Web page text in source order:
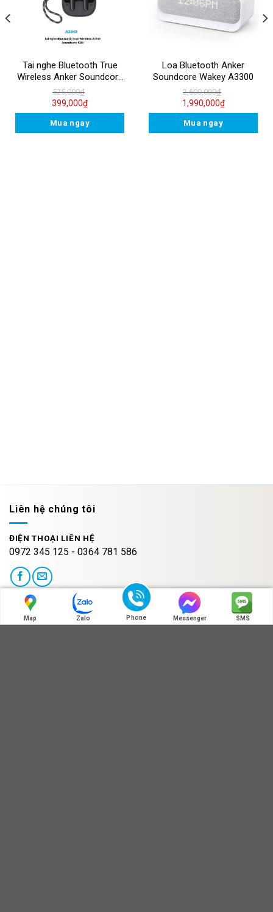
Tai nghe Bluetooth True
Wireless Anker Soundcore
R50i A3949
525,000₫
399,000₫
Mua ngay
Loa Bluetooth Anker
Soundcore Wakey A3300
2,600,000₫
1,990,000₫
Mua ngay
Map Zalo Phone Messenger SMS
Liên hệ chúng tôi
ĐIỆN THOẠI LIÊN HỆ
0972 345 125 - 0364 781 586
HOT LINE:MÃ QR ZALO